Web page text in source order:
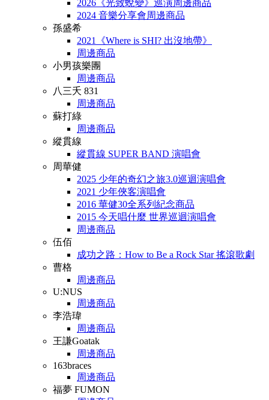
2026《光致蛻變》巡演周邊商品
2024 音樂分享會周邊商品
孫盛希
2021《Where is SHI? 出沒地帶》
周邊商品
小男孩樂團
周邊商品
八三夭 831
周邊商品
蘇打綠
周邊商品
縱貫線
縱貫線 SUPER BAND 演唱會
周華健
2025 少年的奇幻之旅3.0巡迴演唱會
2021 少年俠客演唱會
2016 華健30全系列紀念商品
2015 今天唱什麼 世界巡迴演唱會
周邊商品
伍佰
成功之路：How to Be a Rock Star 搖滾歌劇
曹格
周邊商品
U:NUS
周邊商品
李浩瑋
周邊商品
王謙Goatak
周邊商品
163braces
周邊商品
福夢 FUMON